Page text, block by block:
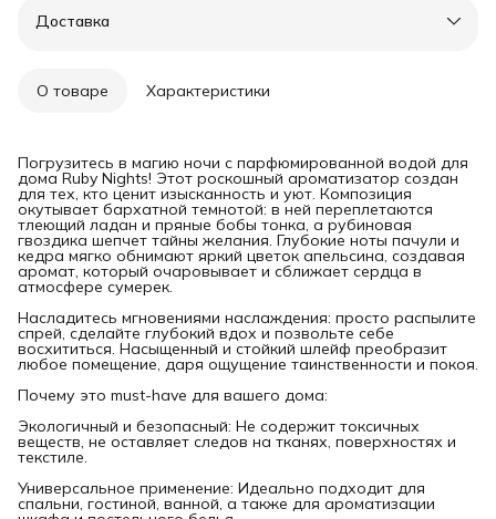
Доставка
О товаре Характеристики
Погрузитесь в магию ночи с парфюмированной водой для
дома Ruby Nights! Этот роскошный ароматизатор создан
для тех, кто ценит изысканность и уют. Композиция
окутывает бархатной темнотой: в ней переплетаются
тлеющий ладан и пряные бобы тонка, а рубиновая
гвоздика шепчет тайны желания. Глубокие ноты пачули и
кедра мягко обнимают яркий цветок апельсина, создавая
аромат, который очаровывает и сближает сердца в
атмосфере сумерек.
Насладитесь мгновениями наслаждения: просто распылите
спрей, сделайте глубокий вдох и позвольте себе
восхититься. Насыщенный и стойкий шлейф преобразит
любое помещение, даря ощущение таинственности и покоя.
Почему это must-have для вашего дома:
Экологичный и безопасный: Не содержит токсичных
веществ, не оставляет следов на тканях, поверхностях и
текстиле.
Универсальное применение: Идеально подходит для
спальни, гостиной, ванной, а также для ароматизации